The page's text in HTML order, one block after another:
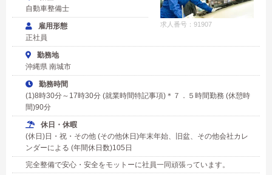
求人番号：91907
自動車整備士
雇用形態
正社員
勤務地
沖縄県 南城市
勤務時間
(1)8時30分～17時30分 (就業時間特記事項)＊７．５時間勤務 (休憩時
間)90分
休日・休暇
(休日)日・祝・その他 (その他休日)年末年始、旧盆、その他会社カレ
ンダーによる (年間休日数)105日
完全整備で安心・安全をモットーに社員一同頑張っています。